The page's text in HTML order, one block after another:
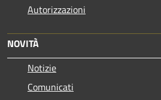
Autorizzazioni
NOVITÀ
Notizie
Comunicati